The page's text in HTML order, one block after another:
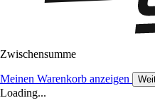
Zwischensumme
Meinen Warenkorb anzeigen
Loading...